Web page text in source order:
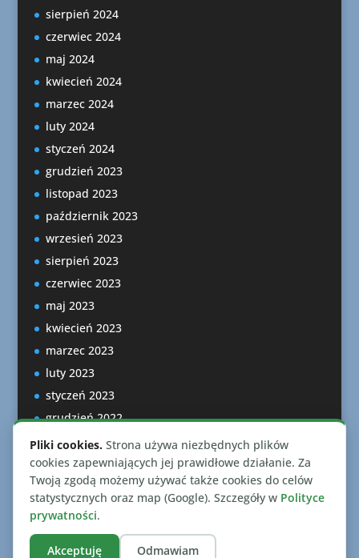
sierpień 2024
czerwiec 2024
maj 2024
kwiecień 2024
marzec 2024
luty 2024
styczeń 2024
grudzień 2023
listopad 2023
październik 2023
wrzesień 2023
sierpień 2023
czerwiec 2023
maj 2023
kwiecień 2023
marzec 2023
luty 2023
styczeń 2023
grudzień 2022
listopad 2022
październik 2022
Pliki cookies. Strona używa niezbędnych plików
cookies zapewniających jej prawidłowe działanie. Za
Twoją zgodą możemy używać także cookies do celów
statystycznych oraz map (Google). Szczegóły w Polityce
prywatności.
Akceptuję Odmawiam